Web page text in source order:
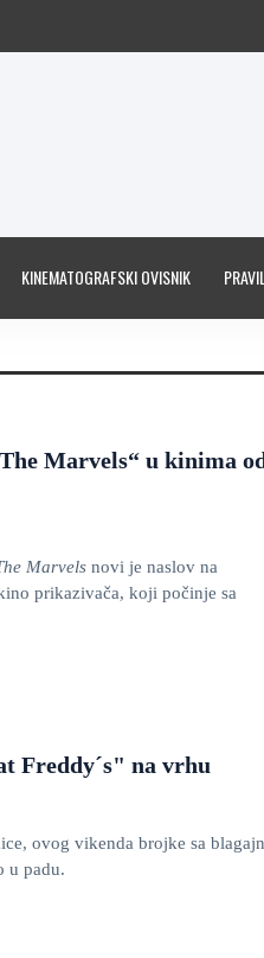
KINEMATOGRAFSKI OVISNIK
Marvels“ u kinima
Marvels novi je naslov na
prikazivača, koji počinje sa
Freddy´s" na vrhu
ovog vikenda brojke sa
u padu.